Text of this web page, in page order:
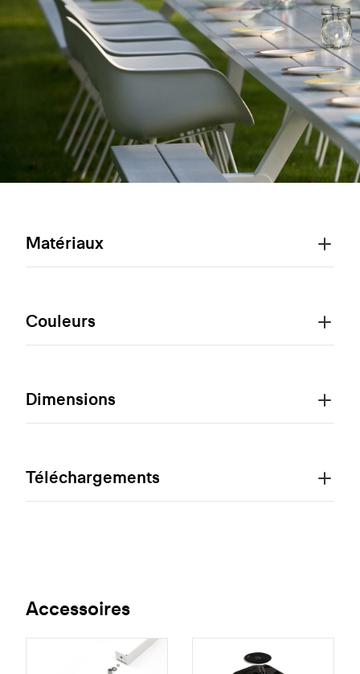
Matériaux
Couleurs
Dimensions
Téléchargements
Accessoires